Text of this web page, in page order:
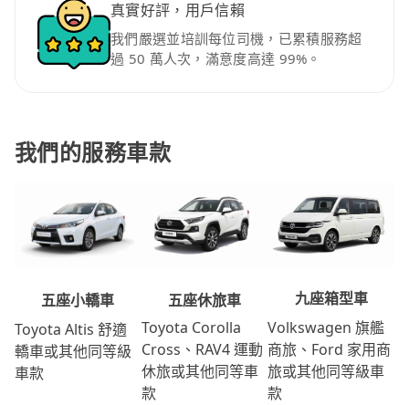
真實好評，用戶信賴
我們嚴選並培訓每位司機，已累積服務超
過 50 萬人次，滿意度高達 99%。
我們的服務車款
五座小轎車
Toyota Altis 舒適
轎車或其他同等級
車款
五座休旅車
Toyota Corolla
Cross、RAV4 運動
休旅或其他同等車
款
九座箱型車
Volkswagen 旗艦
商旅、Ford 家用商
旅或其他同等級車
款